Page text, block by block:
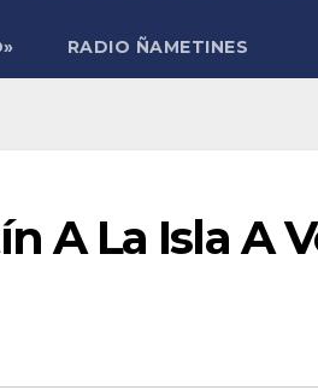
RADIO ÑAMETINES
A La Isla A